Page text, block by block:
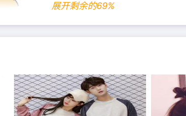
，你骗得了别人，却永远骗不了你自己的良心。
展开剩余的69%